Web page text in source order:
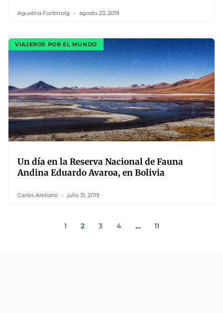
Agustina Fontirroig agosto 23, 2019
VIAJEROS POR EL MUNDO
Un día en la Reserva Nacional de Fauna
Andina Eduardo Avaroa, en Bolivia
Carlos Arellano julio 31, 2019
1 2 3 4 … 11